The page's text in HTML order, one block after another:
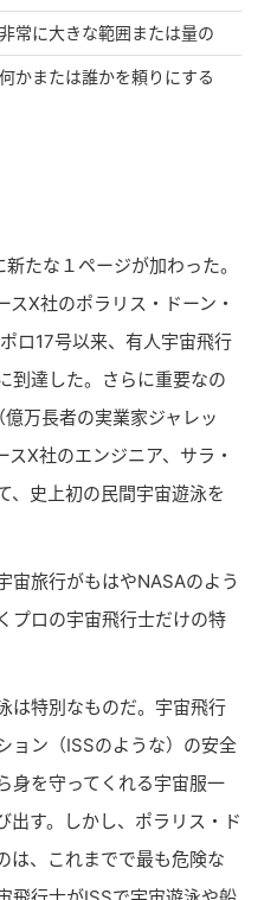
非常に大きな範囲または量の
何かまたは誰かを頼りにする
たな１ページが加わった。
X社のポラリス・ドーン・
ロ17号以来、有人宇宙飛行
到達した。さらに重要なの
万長者の実業家ジャレッ
スX社のエンジニア、サラ・
、史上初の民間宇宙遊泳を
宙旅行がもはやNASAのよう
プロの宇宙飛行士だけの特
は特別なものだ。宇宙飛行
ョン（ISSのような）の安全
身を守ってくれる宇宙服一
出す。しかし、ポラリス・ド
は、これまでで最も危険な